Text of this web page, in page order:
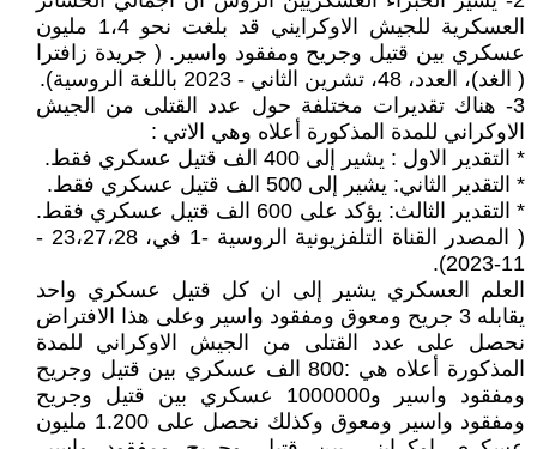
العسكرية للجيش الاوكرايني قد بلغت نحو 1،4 مليون
عسكري بين قتيل وجريح ومفقود واسير. ( جريدة زافترا
( الغد)، العدد، 48، تشرين الثاني - 2023 باللغة الروسية).
3- هناك تقديرات مختلفة حول عدد القتلى من الجيش
الاوكراني للمدة المذكورة أعلاه وهي الاتي :
* التقدير الاول : يشير إلى 400 الف قتيل عسكري فقط.
* التقدير الثاني: يشير إلى 500 الف قتيل عسكري فقط.
* التقدير الثالث: يؤكد على 600 الف قتيل عسكري فقط.
( المصدر القناة التلفزيونية الروسية -1 في، 23،27،28 -
11-2023).
العلم العسكري يشير إلى ان كل قتيل عسكري واحد
يقابله 3 جريح ومعوق ومفقود واسير وعلى هذا الافتراض
نحصل على عدد القتلى من الجيش الاوكراني للمدة
المذكورة أعلاه هي :800 الف عسكري بين قتيل وجريح
ومفقود واسير و1000000 عسكري بين قتيل وجريح
ومفقود واسير ومعوق وكذلك نحصل على 1.200 مليون